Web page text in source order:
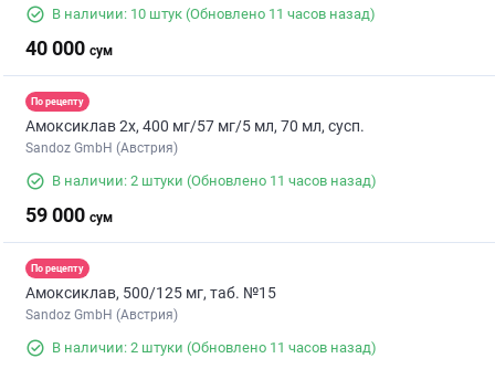
В наличии: 10 штук (Обновлено 11 часов назад)
40 000 сум
По рецепту
Амоксиклав 2х, 400 мг/57 мг/5 мл, 70 мл, сусп.
Sandoz GmbH (Австрия)
В наличии: 2 штуки (Обновлено 11 часов назад)
59 000 сум
По рецепту
Амоксиклав, 500/125 мг, таб. №15
Sandoz GmbH (Австрия)
В наличии: 2 штуки (Обновлено 11 часов назад)